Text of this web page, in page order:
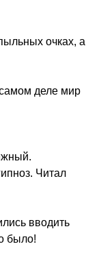
очках, а
деле мир
Читал
вводить
было!